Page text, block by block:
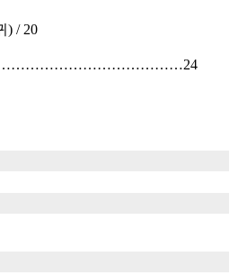
) / 20
죄……………………………………24